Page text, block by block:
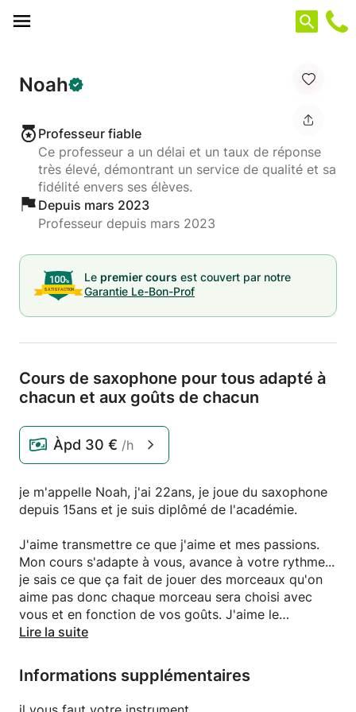
Noah
Professeur fiable
Ce professeur a un délai et un taux de réponse
très élevé, démontrant un service de qualité et sa
fidélité envers ses élèves.
Depuis mars 2023
Professeur depuis mars 2023
Le premier cours est couvert par notre
Garantie Le-Bon-Prof
Cours de saxophone pour tous adapté à
chacun et aux goûts de chacun
Àpd 30 € /h
je m'appelle Noah, j'ai 22ans, je joue du saxophone
depuis 15ans et je suis diplômé de l'académie.
J'aime transmettre ce que j'aime et mes passions.
Mon cours s'adapte à vous, avance à votre rythme...
je sais ce que ça fait de jouer des morceaux qu'on
aime pas donc chaque morceau sera choisi avec
vous et en fonction de vos goûts. J'aime le
classique mais par dessus tout les musiques de film,
Je suis joyeux, toujours de bonne humeur avec le
contact facile. Je suis très patient, calme et
Lire la suite
Informations supplémentaires